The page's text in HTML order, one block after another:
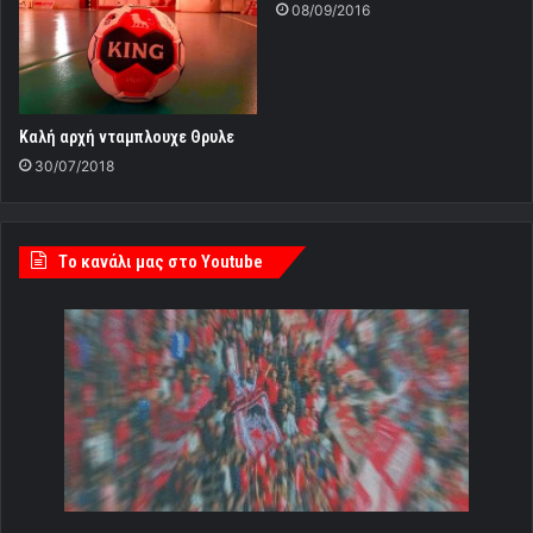
Καλή αρχή νταμπλουχε Θρυλε
30/07/2018
08/09/2016
Tο κανάλι μας στο Youtube